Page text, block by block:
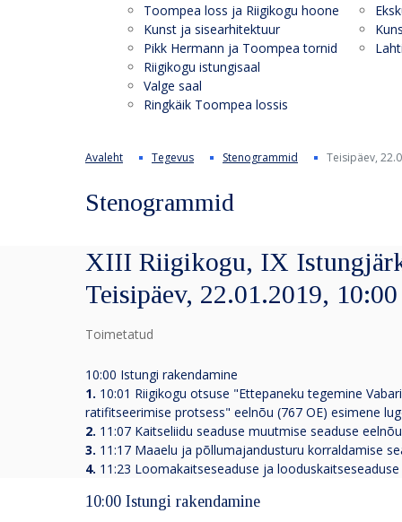
Toompea loss ja Riigikogu hoone
Kunst ja sisearhitektuur
Pikk Hermann ja Toompea tornid
Riigikogu istungisaal
Valge saal
Ringkäik Toompea lossis
Avaleht Tegevus Stenogrammid Teisipäev,
Stenogrammid
XIII Riigikogu, IX
Teisipäev, 22.01.2019, 10:00
Toimetatud
10:00 Istungi rakendamine
1. 10:01 Riigikogu otsuse "Ettepaneku tegemine
ratifitseerimise protsess" eelnõu (767 OE) esimene
2. 11:07 Kaitseliidu seaduse muutmise seaduse
3. 11:17 Maaelu ja põllumajandusturu korraldamise
4. 11:23 Loomakaitseseaduse ja
10:00 Istungi rakendamine